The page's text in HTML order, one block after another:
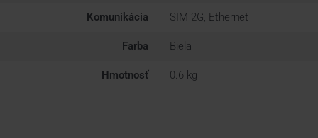
Komunikácia SIM 2G, Ethernet
Farba Biela
Hmotnosť 0.6 kg